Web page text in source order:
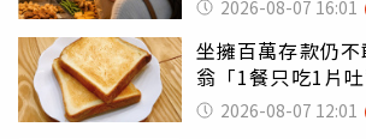
2026-08-07 16:01
坐擁百萬存款仍
翁「1餐只吃1片
瘦嚇壞女兒
2026-08-07 12:01